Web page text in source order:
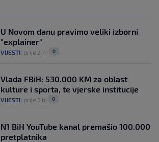
U Novom danu pravimo veliki izborni
"explainer"
VIJESTI prije 2 h 0
Vlada FBiH: 530.000 KM za oblast
kulture i sporta, te vjerske institucije
VIJESTI prije 5 h 0
N1 BiH YouTube kanal premašio 100.000
pretplatnika